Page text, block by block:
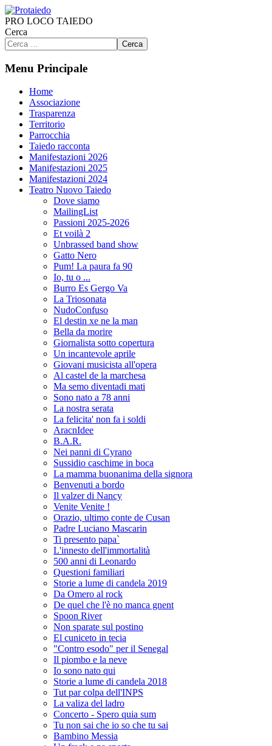
PRO LOCO TAIEDO
Cerca
Cerca
Menu Principale
Home
Associazione
Trasparenza
Territorio
Parrocchia
Taiedo racconta
Manifestazioni 2026
Manifestazioni 2025
Manifestazioni 2024
Teatro Nuovo Taiedo
Dove siamo
MailingList
Passioni 2025-2026
Et voilà 2
Unbrassed band show
Gatto Nero
Pum! La paura fa 90
Io, tu o ...
Burro Es Gergo Va
La Triosonata
NudoConfuso
El destin xe ne la man
Bella da morire
Giornalista sotto copertura
Un incantevole aprile
Giovani musicista all'opera
Al castel de la marchesa
Ma semo diventadi mati
Sono nato a 78 anni
La nostra serata
La felicita' non fa i soldi
AracnIdee
B.A.R.
Nei panni di Cyrano
Sussidio caschime in boca
La mamma buonanima della signora
Benvenuti a bordo
Il valzer di Nancy
Venite Venite !
Orazio, ultimo conte de Cusan
Padre Luciano Mascarin
Ti presento papa`
L'innesto dell'immortalità
500 anni di Leonardo
Questioni familiari
Storie a lume di candela 2019
Da Omero al rock
De quel che l'è no manca gnent
Spoon River
Non sparate sul postino
El cuniceto in tecia
"Contro esodo" per il Senegal
Il piombo e la neve
Io sono nato qui
Storie a lume di candela 2018
Tut par colpa dell'INPS
La valiza del ladro
Concerto - Spero quia sum
Tu non sai che io so che tu sai
Bambino Messia